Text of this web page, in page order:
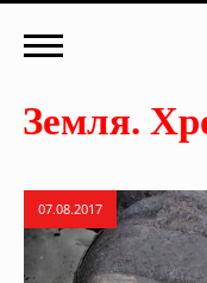
07.08.2017